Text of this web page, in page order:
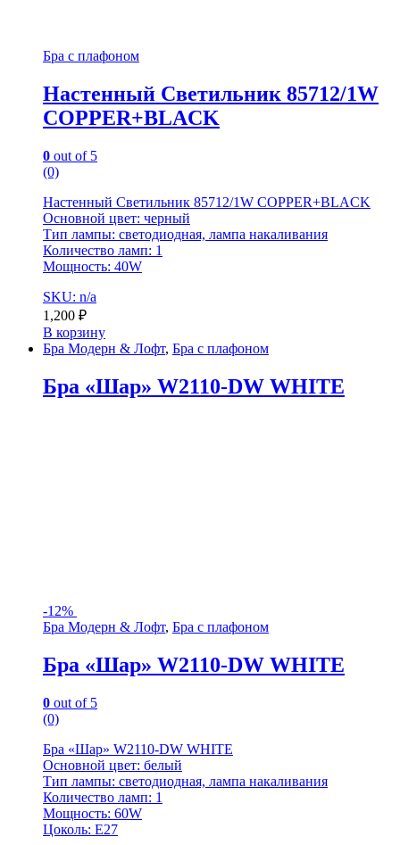
Бра с плафоном
Настенный Светильник 85712/1W
COPPER+BLACK
0 out of 5
(0)
Настенный Светильник 85712/1W COPPER+BLACK
Основной цвет: черный
Тип лампы: светодиодная, лампа накаливания
Количество ламп: 1
Мощность: 40W
SKU: n/a
1,200 ₽
В корзину
Бра Модерн & Лофт, Бра с плафоном
Бра «Шар» W2110-DW WHITE
-12%
Бра Модерн & Лофт, Бра с плафоном
Бра «Шар» W2110-DW WHITE
0 out of 5
(0)
Бра «Шар» W2110-DW WHITE
Основной цвет: белый
Тип лампы: светодиодная, лампа накаливания
Количество ламп: 1
Мощность: 60W
Цоколь: E27